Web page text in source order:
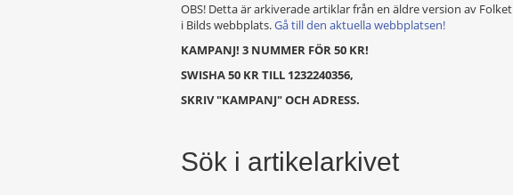
OBS! Detta är arkiverade artiklar från en äldre version av Folket
i Bilds webbplats.Gå till den aktuella webbplatsen!
KAMPANJ! 3 NUMMER FÖR 50 KR!
SWISHA 50 KR TILL 1232240356,
SKRIV "KAMPANJ" OCH ADRESS.
Sök i artikelarkivet